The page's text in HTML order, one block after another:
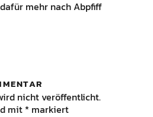
mehr nach Abpfiff
nicht veröffentlicht.
mit * markiert